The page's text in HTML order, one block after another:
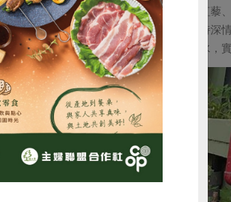
雜糧均衡營養。普通班孩子發現小麥、紅藜
一起加入種植行列。看見一群孩子下課時深
奮力為雜糧撐傘擋雨，拿著水桶疏導積水，實
食安 共同購買